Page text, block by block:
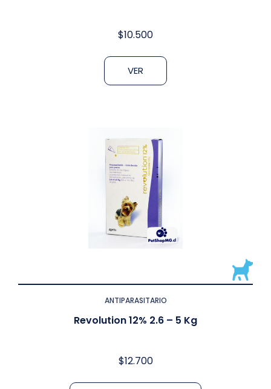
$10.500
VER
ANTIPARASITARIO
Revolution 12% 2.6 – 5 Kg
$12.700